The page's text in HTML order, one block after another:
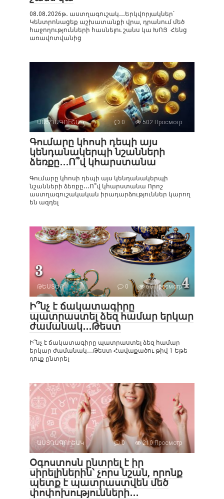
08․08․2026թ․ աստղագուշակ․․․Երկվորյակներ՝
Կենտրոնացեք աշխատանքի վրա, դրանում մեծ
հաջողությունների հասնելու շանս կա ԽՈՅ Հենց
առավոտվանից
ԱՍՏՂԱԳՈՒՇԱԿ 0 502 Просмотр
Գումարը կհոսի դեպի այս
կենդանակերպի նշանների
ձեռքը․․․Ո՞վ կհարստանա
Գումարը կհոսի դեպի այս կենդանակերպի
նշանների ձեռքը․․․Ո՞վ կհարստանա Որոշ
աստղագուշակական իրադարձություններ կարող
են ազդել
ԹԵՍՏԵՐ 0 60 Просмотр
Ի՞նչ է ճակատագիրը
պատրաստել ձեզ համար երկար
ժամանակ․․․Թեստ
Ի՞նչ է ճակատագիրը պատրաստել ձեզ համար
երկար ժամանակ․․․Թեստ Հավաքածու թիվ 1 Եթե
դուք ընտրել
ԱՍՏՂԱԳՈՒՇԱԿ 0 210 Просмотр
Օգոստոսն ընտրել է իր
սիրելիներին՝ չորս նշան, որոնք
պետք է պատրաստվեն մեծ
փոփոխությունների․․․